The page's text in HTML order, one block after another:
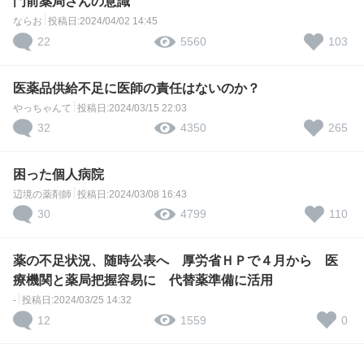
ならお 投稿日:2024/04/02 14:45
22 5560 103
医薬品供給不足に医師の責任はないのか？
やっちゃんて 投稿日:2024/03/15 22:03
32 4350 265
困った個人病院
辺境の薬剤師 投稿日:2024/03/08 16:43
30 4799 110
薬の不足状況、随時公表へ 厚労省ＨＰで４月から 医
療機関と薬局把握容易に 代替薬準備に活用
- 投稿日:2024/03/25 14:32
12 1559 0